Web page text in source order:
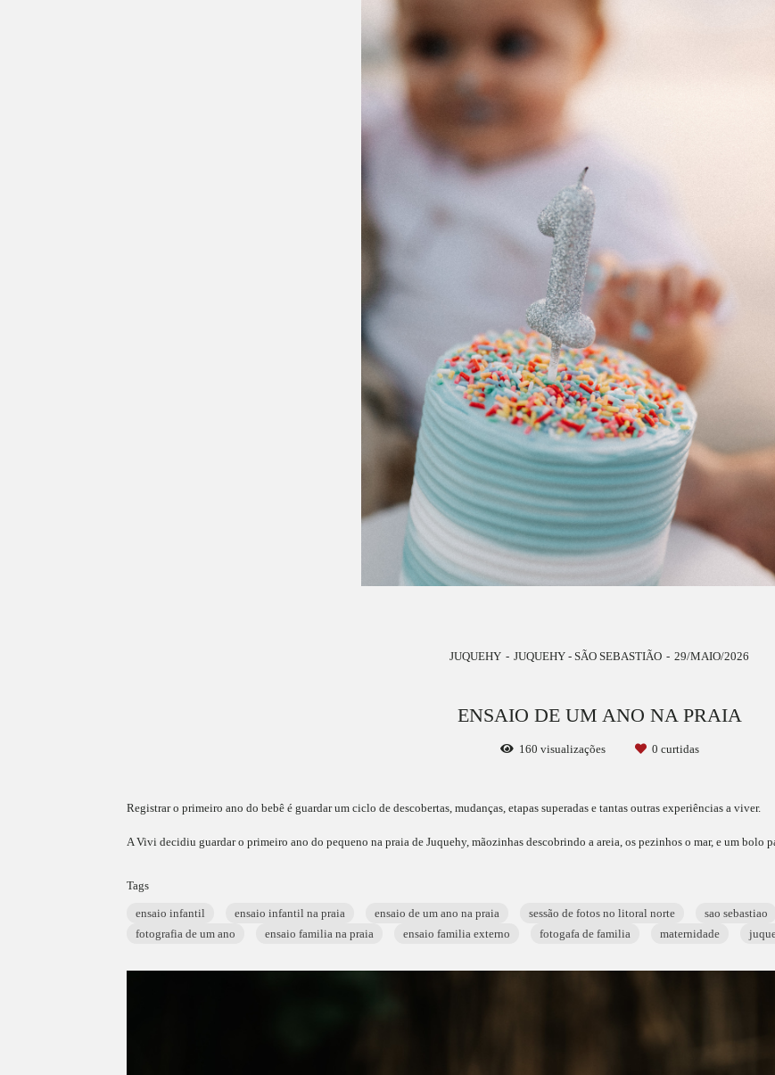
JUQUEHY JUQUEHY - SÃO SEBASTIÃO 29/MAIO/2026
ENSAIO DE UM ANO NA PRAIA
160 visualizações 0 curtidas
Registrar o primeiro ano do bebê é guardar um ciclo de descobertas, mudanças, etapas superadas e tantas outras experiências a viver.
A Vivi decidiu guardar o primeiro ano do pequeno na praia de Juquehy, mãozinhas descobrindo a areia, os pezinhos o mar, e um bolo
Tags
ensaio infantil ensaio infantil na praia ensaio de um ano na praia sessão de fotos no litoral norte sao sebastiao
fotografia de um ano
ensaio familia na praia ensaio familia externo fotogafa de familia maternidade